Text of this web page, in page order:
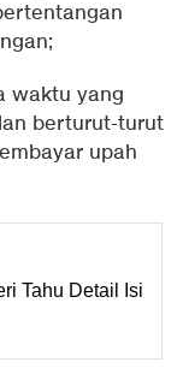
waktu yang
berturut-turut
upah
Tahu Detail Isi